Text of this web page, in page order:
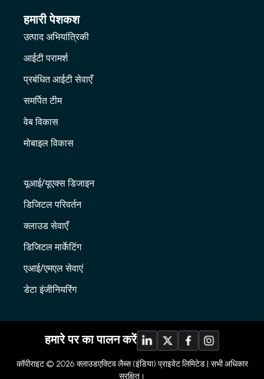
हमारी पेशकश
उत्पाद अभियांत्रिकी
आईटी परामर्श
प्रबंधित आईटी सेवाएँ
समर्पित टीम
वेब विकास
मोबाइल विकास
यूआई/यूएक्स डिजाइन
डिजिटल परिवर्तन
क्लाउड सेवाएँ
डिजिटल मार्केटिंग
एआई/एमएल सेवाएं
डेटा इंजीनियरिंग
हमारे पर का पालन करें
कॉपीराइट © 2026 क्लाउडएक्टिव लैब्स (इंडिया) प्राइवेट लिमिटेड | सभी अधिकार
सुरक्षित।